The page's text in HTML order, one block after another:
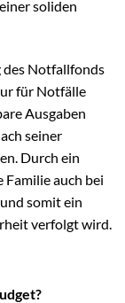
soliden
Notfallfonds
für Notfälle
Ausgaben
seiner
Durch ein
Familie auch bei
somit ein
verfolgt wird.